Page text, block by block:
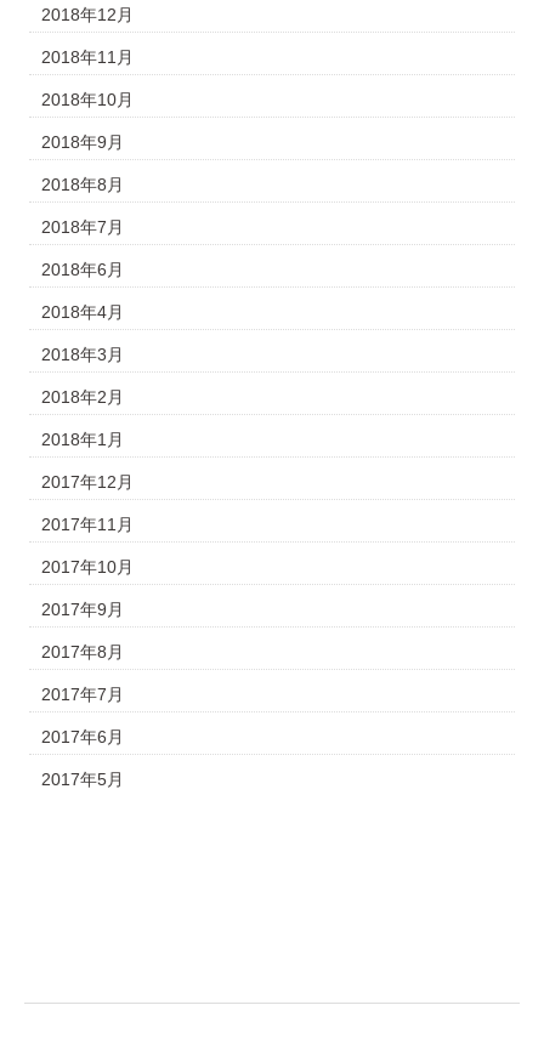
2018年12月
2018年11月
2018年10月
2018年9月
2018年8月
2018年7月
2018年6月
2018年4月
2018年3月
2018年2月
2018年1月
2017年12月
2017年11月
2017年10月
2017年9月
2017年8月
2017年7月
2017年6月
2017年5月